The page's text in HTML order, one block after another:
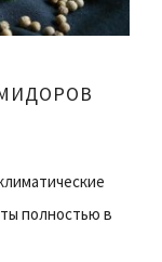
полностью в